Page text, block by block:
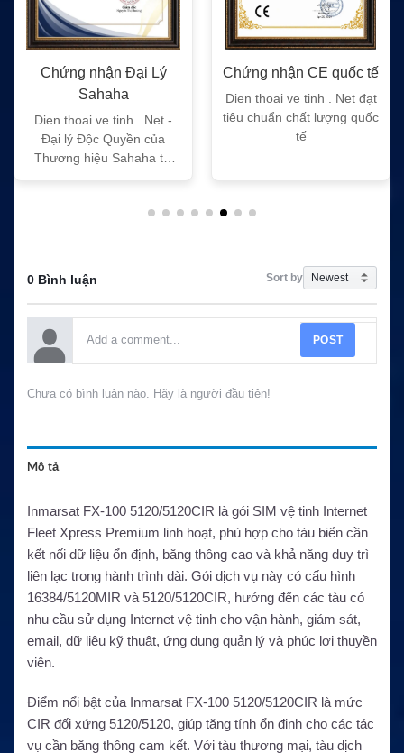
Chứng nhận Đại Lý
Sahaha
Dien thoai ve tinh . Net -
Đại lý Độc Quyền của
Thương hiệu Sahaha tại
Chứng nhận CE quốc tế
Dien thoai ve tinh . Net đạt
tiêu chuẩn chất lượng quốc
tế
0 Bình luận Sort by
POST
Chưa có bình luận nào. Hãy là người đầu tiên!
Mô tả
Inmarsat FX-100 5120/5120CIR là gói SIM vệ tinh Internet
Fleet Xpress Premium linh hoạt, phù hợp cho tàu biển cần
kết nối dữ liệu ổn định, băng thông cao và khả năng duy trì
liên lạc trong hành trình dài. Gói dịch vụ này có cấu hình
16384/5120MIR và 5120/5120CIR, hướng đến các tàu có
nhu cầu sử dụng Internet vệ tinh cho vận hành, giám sát,
email, dữ liệu kỹ thuật, ứng dụng quản lý và phúc lợi thuyền
viên.
Điểm nổi bật của Inmarsat FX-100 5120/5120CIR là mức
CIR đối xứng 5120/5120, giúp tăng tính ổn định cho các tác
vụ cần băng thông cam kết. Với tàu thương mại, tàu dịch